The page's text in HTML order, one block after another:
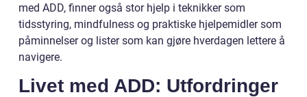
med ADD, finner også stor hjelp i teknikker som
tidsstyring, mindfulness og praktiske hjelpemidler som
påminnelser og lister som kan gjøre hverdagen lettere å
navigere.
Livet med ADD: Utfordringer